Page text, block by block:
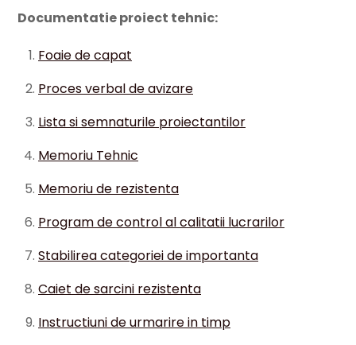
Documentatie proiect tehnic:
Foaie de capat
Proces verbal de avizare
Lista si semnaturile proiectantilor
Memoriu Tehnic
Memoriu de rezistenta
Program de control al calitatii lucrarilor
Stabilirea categoriei de importanta
Caiet de sarcini rezistenta
Instructiuni de urmarire in timp